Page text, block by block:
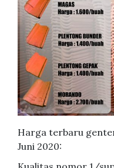
Harga terbaru
Juni 2020: